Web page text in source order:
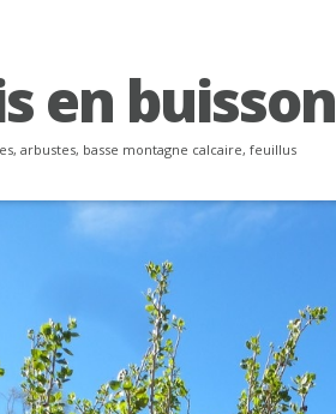
en buisson
arbustes, basse montagne calcaire, feuillus